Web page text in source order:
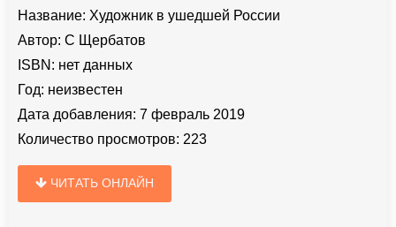
Название: Художник в ушедшей России
Автор: С Щербатов
ISBN: нет данных
Год: неизвестен
Дата добавления: 7 февраль 2019
Количество просмотров: 223
ЧИТАТЬ ОНЛАЙН